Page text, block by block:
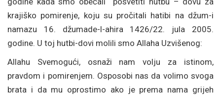
krajiško pomirenje, koju su pročitali hatibi na džum-i
namazu 16. džumade-l-ahira 1426/22. jula 2005.
godine. U toj hutbi-dovi molili smo Allaha Uzvišenog:
Allahu Svemogući, osnaži nam volju za istinom,
pravdom i pomirenjem. Osposobi nas da volimo svoga
brata i da mu oprostimo ako je prema nama grijeh